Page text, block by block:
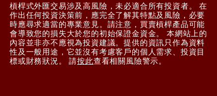
槓桿式外匯交易涉及高風險，未必適合所有投資者。 在
作出任何投資決策前，應完全了解其特點及風險，必要
時應尋求適當的專業意見。請注意，買賣槓桿產品可能
會導致您的損失大於您的初始保證金資金。 本網站上的
內容並非亦不應視為投資建議。提供的資訊只作為資料
性及一般用途，它並沒有考慮客戶的個人需求、投資目
標或財務狀況。 請按此查看相關風險警示。